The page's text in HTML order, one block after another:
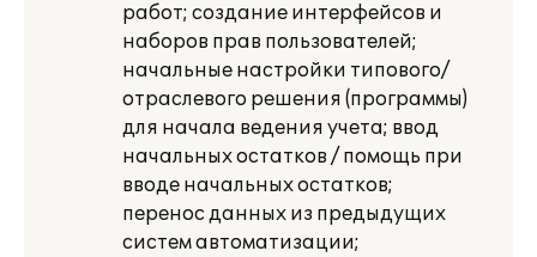
работ; создание интерфейсов и
наборов прав пользователей;
начальные настройки типового/
отраслевого решения (программы)
для начала ведения учета; ввод
начальных остатков / помощь при
вводе начальных остатков;
перенос данных из предыдущих
систем автоматизации;